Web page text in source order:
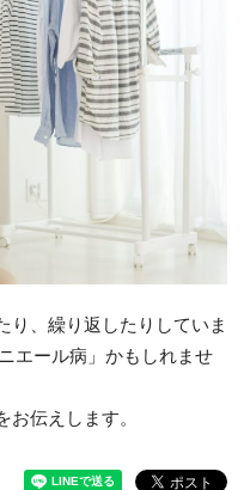
り、繰り返したりしていま
エール病」かもしれませ
伝えします。